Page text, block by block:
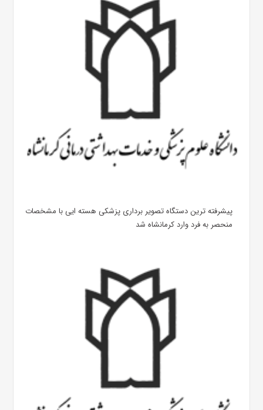
پیشرفته ترین دستگاه تصویر برداری پزشکی هسته ایی با مشخصات
منحصر به فرد وارد کرمانشاه شد